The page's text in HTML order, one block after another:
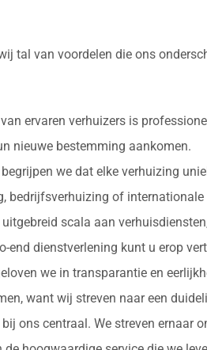
tal van voordelen die ons
ervaren verhuizers is
nieuwe bestemming aankomen.
we dat elke verhuizing
bedrijfsverhuizing of
uitgebreid scala aan
dienstverlening kunt u erop
we in transparantie en
want wij streven naar een
ons centraal. We streven ernaar